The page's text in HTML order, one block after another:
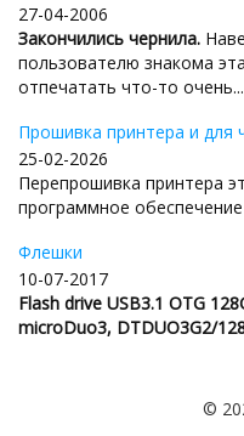
27-04-2006
Закончились чернила.
пользователю знакома
отпечатать что-то очень...
Прошивка принтера и для
25-02-2026
Перепрошивка принтера
программное
Флешки
10-07-2017
Flash drive USB3.1 OTG
microDuo3, DTDUO3G2/
©